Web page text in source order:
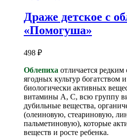
Драже детское с
«Помогуша»
498 ₽
Облепиха отличается
ягодных культур богатством
биологически активных
витамины А, С, всю группу
дубильные вещества,
(олеиновую, стеариновую,
пальметиновую), которые
веществ и росте ребенка.